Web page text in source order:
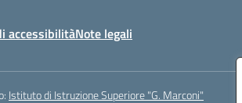
accessibilitàNote legali
Istituto di Istruzione Superiore "G. Marconi"